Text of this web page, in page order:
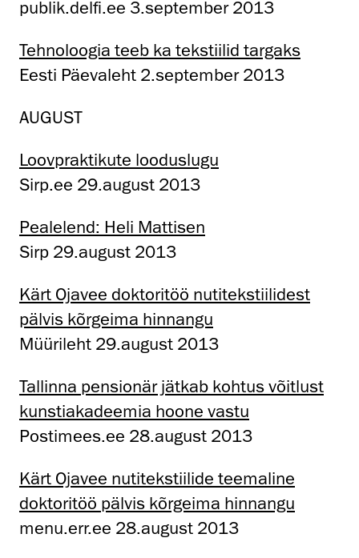
publik.delfi.ee 3.september 2013
Tehnoloogia teeb ka tekstiilid targaks
Eesti Päevaleht 2.september 2013
AUGUST
Loovpraktikute looduslugu
Sirp.ee 29.august 2013
Pealelend: Heli Mattisen
Sirp 29.august 2013
Kärt Ojavee doktoritöö nutitekstiilidest
pälvis kõrgeima hinnangu
Müürileht 29.august 2013
Tallinna pensionär jätkab kohtus võitlust
kunstiakadeemia hoone vastu
Postimees.ee 28.august 2013
Kärt Ojavee nutitekstiilide teemaline
doktoritöö pälvis kõrgeima hinnangu
menu.err.ee 28.august 2013